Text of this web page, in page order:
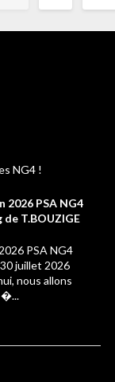
NG4 !
2026 PSA NG4
T.BOUZIGE
PSA NG4
juillet 2026
nous allons
�...